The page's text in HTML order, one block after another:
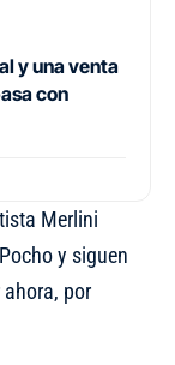
y una venta
con
Merlini
y siguen
por